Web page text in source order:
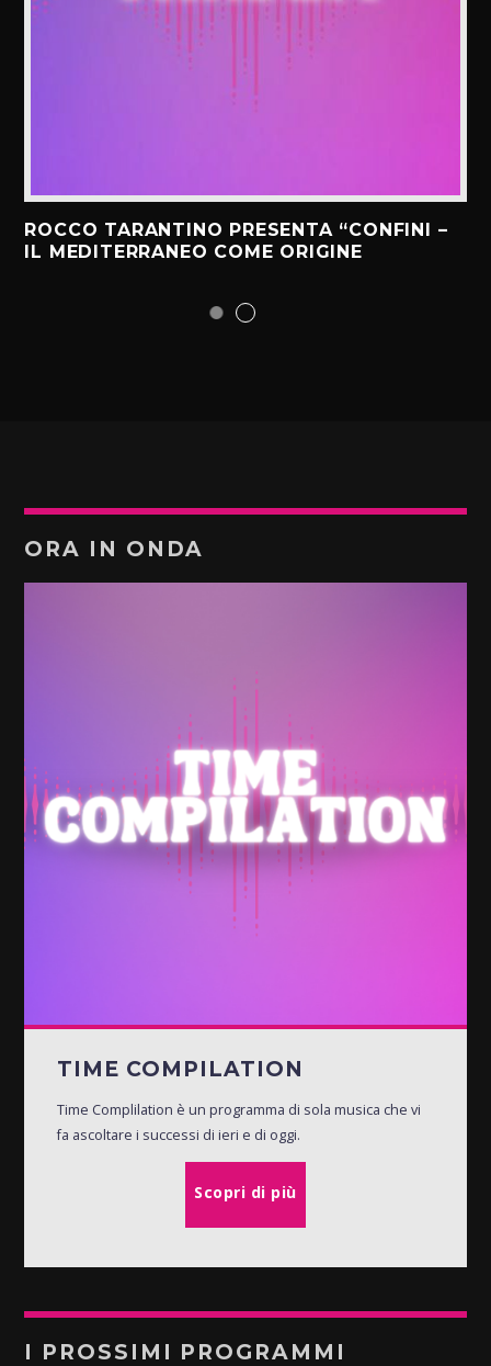
ROCCO TARANTINO PRESENTA “CONFINI –
IL MEDITERRANEO COME ORIGINE
ORA IN ONDA
TIME COMPILATION
Time Complilation è un programma di sola musica che vi
fa ascoltare i successi di ieri e di oggi.
Scopri di più
I PROSSIMI PROGRAMMI